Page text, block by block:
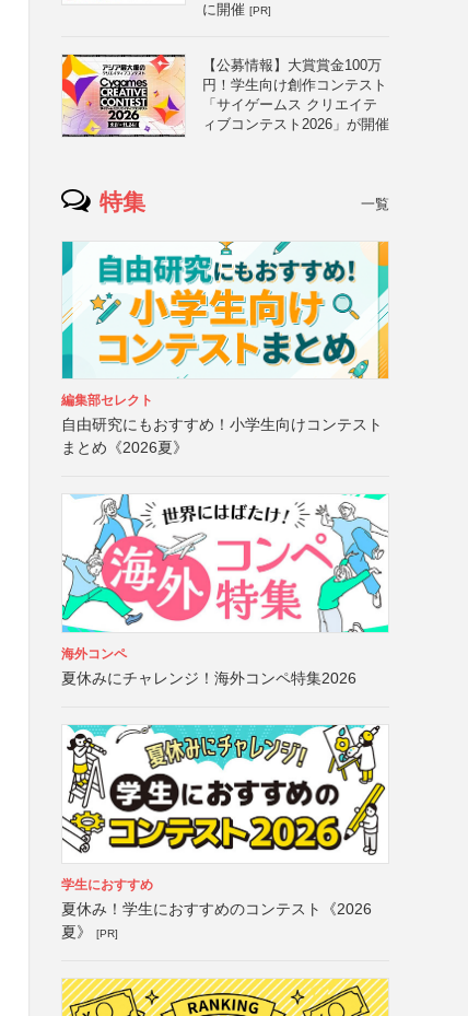
に開催 [PR]
【公募情報】大賞賞金100万
円！学生向け創作コンテスト
「サイゲームス クリエイテ
ィブコンテスト2026」が開催
特集 一覧
編集部セレクト
自由研究にもおすすめ！小学生向けコンテスト
まとめ《2026夏》
海外コンペ
夏休みにチャレンジ！海外コンペ特集2026
学生におすすめ
夏休み！学生におすすめのコンテスト《2026
夏》
[PR]